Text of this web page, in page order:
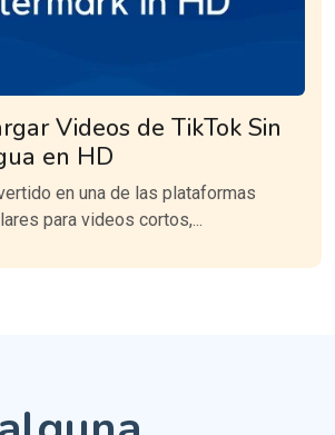
Videos de TikTok Sin
en HD
en una de las plataformas
para videos cortos,...